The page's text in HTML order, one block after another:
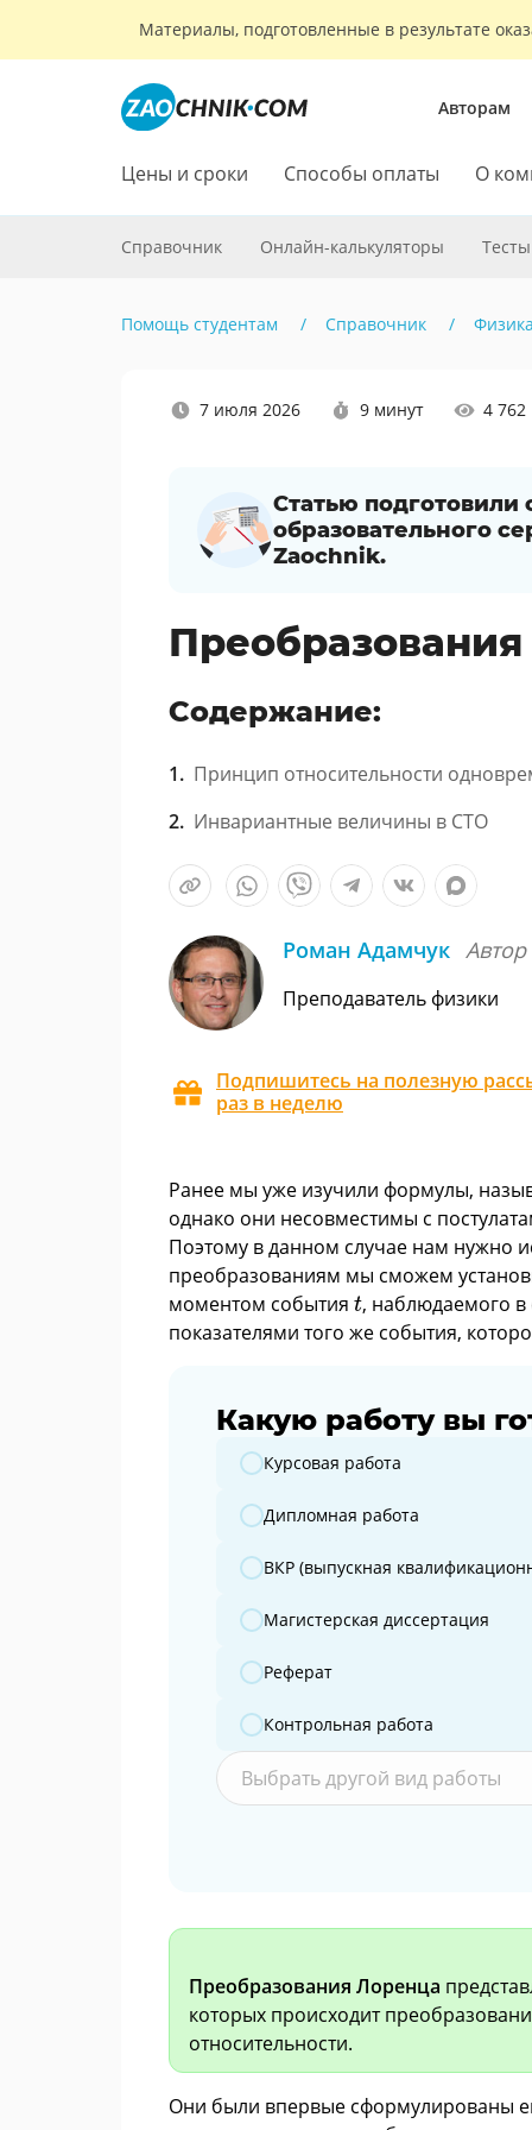
Материалы, подготовленные в результате
Авторам
Цены и сроки Способы оплаты О
Справочник Онлайн-калькуляторы
Помощь студентам Справочник Физика
7 июля 2026 9 минут 4 762
Статью подготовили
образовательного
Zaochnik.
Содержание:
Принцип относительности
Инвариантные величины в СТО
Роман Адамчук Автор
Преподаватель физики
Подпишитесь на полезную
раз в неделю
Ранее мы уже изучили формулы,
однако они несовместимы с
Поэтому в данном случае нам нужно
преобразованиям мы сможем
моментом события t
t, наблюдаемого в
показателями того же события,
Какую работу вы
Какую работу вы готовите?
Курсовая работа
Дипломная работа
ВКР (выпускная
Магистерская диссертация
Реферат
Контрольная работа
Выбрать другой вид работы
Преобразования Лоренца
которых происходит
относительности.
Они были впервые сформулированы